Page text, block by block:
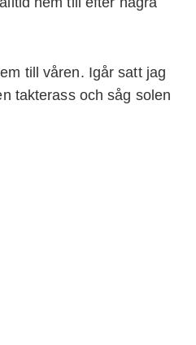
till våren. Igår satt jag
takterass och såg solen